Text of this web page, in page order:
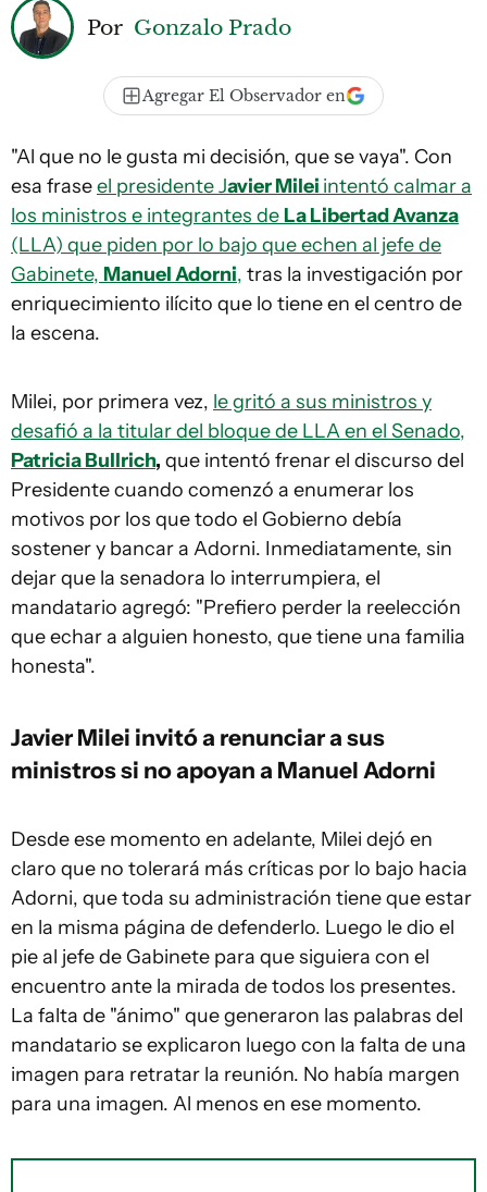
Por Gonzalo Prado
Agregar El Observador en
"Al que no le gusta mi decisión, que se vaya". Con
esa fraseel presidente Javier Milei intentó calmar a
los ministros e integrantes deLa Libertad Avanza
(LLA) que piden por lo bajo que echen al jefe de
Gabinete, Manuel Adorni, tras la investigación por
enriquecimiento ilícito que lo tiene en el centro de
la escena.
Milei, por primera vez, le gritó a sus ministros y
desafió a la titular del bloque de LLA en el Senado,
Patricia Bullrich, que intentó frenar el discurso del
Presidente cuando comenzó a enumerar los
motivos por los que todo el Gobierno debía
sostener y bancar a Adorni. Inmediatamente, sin
dejar que la senadora lo interrumpiera, el
mandatario agregó: "Prefiero perder la reelección
que echar a alguien honesto, que tiene una familia
honesta".
Javier Milei invitó a renunciar a sus
ministros si no apoyan a Manuel Adorni
Desde ese momento en adelante, Milei dejó en
claro que no tolerará más críticas por lo bajo hacia
Adorni, que toda su administración tiene que estar
en la misma página de defenderlo. Luego le dio el
pie al jefe de Gabinete para que siguiera con el
encuentro ante la mirada de todos los presentes.
La falta de "ánimo" que generaron las palabras del
mandatario se explicaron luego con la falta de una
imagen para retratar la reunión. No había margen
para una imagen. Al menos en ese momento.